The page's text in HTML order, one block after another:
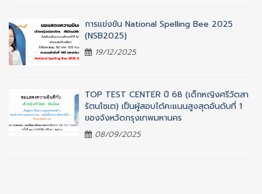
การแข่งขัน National Spelling Bee 2025
(NSB2025)
19/12/2025
TOP TEST CENTER ปี 68 (เด็กหญิงศรีวัตสา
รัตนโชเต) เป็นผู้สอบได้คะแนนสูงสุดอันดับที่ 1
ของจังหวัดกรุงเทพมหานคร
08/09/2025